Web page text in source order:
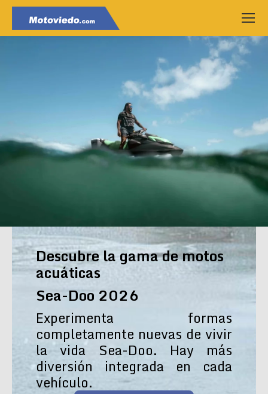
Descubre la gama de motos
acuáticas
Sea-Doo 2026
Experimenta formas
completamente nuevas de vivir
la vida Sea-Doo. Hay más
diversión integrada en cada
vehículo.